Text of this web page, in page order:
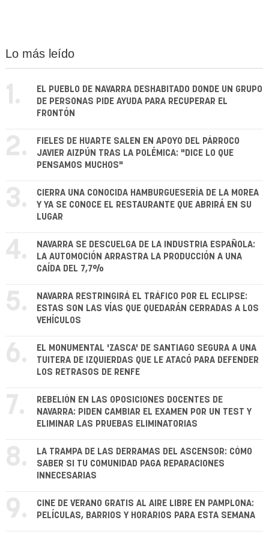
Lo más leído
1.
EL PUEBLO DE NAVARRA DESHABITADO DONDE UN GRUPO
DE PERSONAS PIDE AYUDA PARA RECUPERAR EL
FRONTÓN
2.
FIELES DE HUARTE SALEN EN APOYO DEL PÁRROCO
JAVIER AIZPÚN TRAS LA POLÉMICA: "DICE LO QUE
PENSAMOS MUCHOS"
3.
CIERRA UNA CONOCIDA HAMBURGUESERÍA DE LA MOREA
Y YA SE CONOCE EL RESTAURANTE QUE ABRIRÁ EN SU
LUGAR
4.
NAVARRA SE DESCUELGA DE LA INDUSTRIA ESPAÑOLA:
LA AUTOMOCIÓN ARRASTRA LA PRODUCCIÓN A UNA
CAÍDA DEL 7,7%
5.
NAVARRA RESTRINGIRÁ EL TRÁFICO POR EL ECLIPSE:
ESTAS SON LAS VÍAS QUE QUEDARÁN CERRADAS A LOS
VEHÍCULOS
6.
EL MONUMENTAL 'ZASCA' DE SANTIAGO SEGURA A UNA
TUITERA DE IZQUIERDAS QUE LE ATACÓ PARA DEFENDER
LOS RETRASOS DE RENFE
7.
REBELIÓN EN LAS OPOSICIONES DOCENTES DE
NAVARRA: PIDEN CAMBIAR EL EXAMEN POR UN TEST Y
ELIMINAR LAS PRUEBAS ELIMINATORIAS
8.
LA TRAMPA DE LAS DERRAMAS DEL ASCENSOR: CÓMO
SABER SI TU COMUNIDAD PAGA REPARACIONES
INNECESARIAS
9.
CINE DE VERANO GRATIS AL AIRE LIBRE EN PAMPLONA:
PELÍCULAS, BARRIOS Y HORARIOS PARA ESTA SEMANA